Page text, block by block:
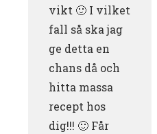
vikt 🙂 I vilket
fall så ska jag
ge detta en
chans då och
hitta massa
recept hos
dig!!! 🙂 Får